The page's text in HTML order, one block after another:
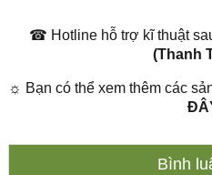
☎ Hotline hỗ trợ kĩ thuật
(Thanh
☼ Bạn có thể xem thêm các
Bình